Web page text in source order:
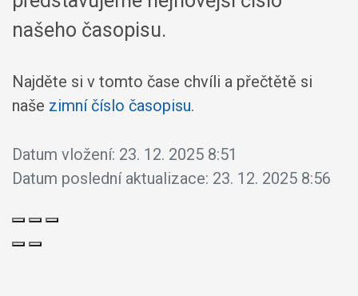
našeho časopisu.
Najděte si v tomto čase chvíli a přečtětě si
naše zimní číslo časopisu.
Datum vložení: 23. 12. 2025 8:51
Datum poslední aktualizace: 23. 12. 2025 8:56